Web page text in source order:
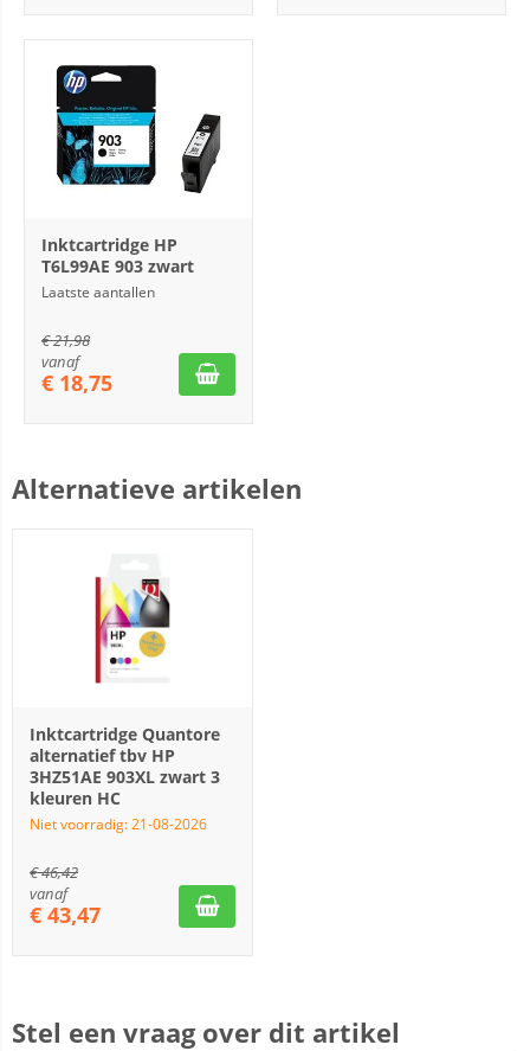
Inktcartridge HP
T6L99AE 903 zwart
Laatste aantallen
€21,98
vanaf
€ 18,75
Alternatieve artikelen
Inktcartridge Quantore
alternatief tbv HP
3HZ51AE 903XL zwart 3
kleuren HC
Niet voorradig: 21-08-2026
€46,42
vanaf
€ 43,47
Stel een vraag over dit artikel